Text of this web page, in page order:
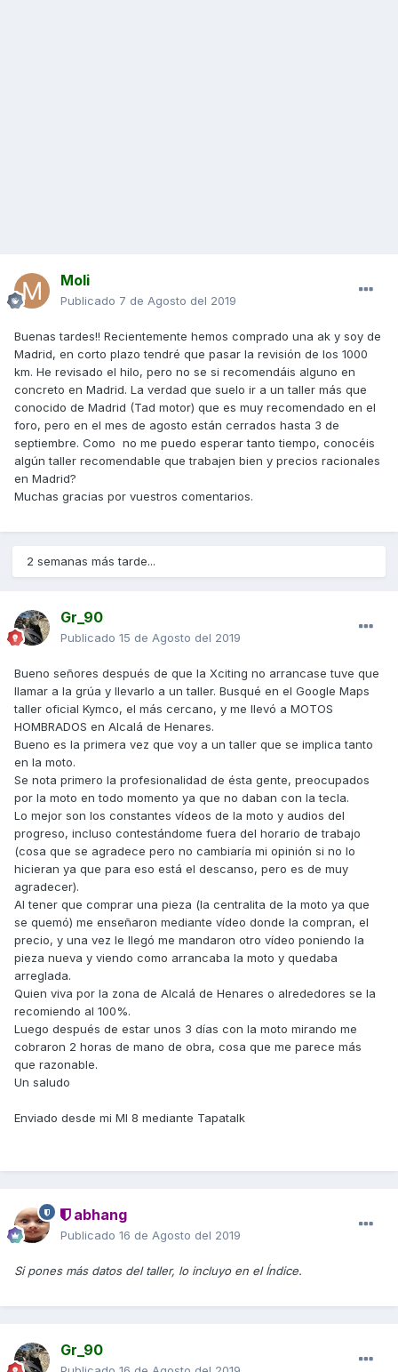
Moli
Publicado 7 de Agosto del 2019
Buenas tardes!! Recientemente hemos comprado una ak y soy de
Madrid, en corto plazo tendré que pasar la revisión de los 1000
km. He revisado el hilo, pero no se si recomendáis alguno en
concreto en Madrid. La verdad que suelo ir a un taller más que
conocido de Madrid (Tad motor) que es muy recomendado en el
foro, pero en el mes de agosto están cerrados hasta 3 de
septiembre. Como no me puedo esperar tanto tiempo, conocéis
algún taller recomendable que trabajen bien y precios racionales
en Madrid?
Muchas gracias por vuestros comentarios.
2 semanas más tarde...
Gr_90
Publicado 15 de Agosto del 2019
Bueno señores después de que la Xciting no arrancase tuve que
llamar a la grúa y llevarlo a un taller. Busqué en el Google Maps
taller oficial Kymco, el más cercano, y me llevó a MOTOS
HOMBRADOS en Alcalá de Henares.
Bueno es la primera vez que voy a un taller que se implica tanto
en la moto.
Se nota primero la profesionalidad de ésta gente, preocupados
por la moto en todo momento ya que no daban con la tecla.
Lo mejor son los constantes vídeos de la moto y audios del
progreso, incluso contestándome fuera del horario de trabajo
(cosa que se agradece pero no cambiaría mi opinión si no lo
hicieran ya que para eso está el descanso, pero es de muy
agradecer).
Al tener que comprar una pieza (la centralita de la moto ya que
se quemó) me enseñaron mediante vídeo donde la compran, el
precio, y una vez le llegó me mandaron otro vídeo poniendo la
pieza nueva y viendo como arrancaba la moto y quedaba
arreglada.
Quien viva por la zona de Alcalá de Henares o alrededores se la
recomiendo al 100%.
Luego después de estar unos 3 días con la moto mirando me
cobraron 2 horas de mano de obra, cosa que me parece más
que razonable.
Un saludo
Enviado desde mi MI 8 mediante Tapatalk
abhang
Publicado 16 de Agosto del 2019
Si pones más datos del taller, lo incluyo en el Índice.
Gr_90